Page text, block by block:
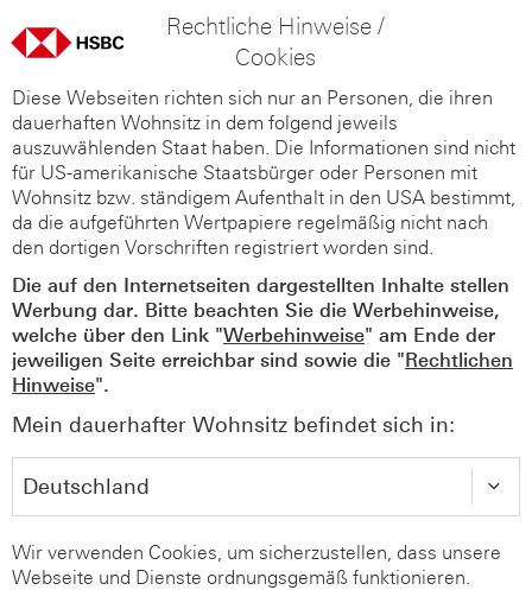
Rechtliche Hinweise /
Cookies
Diese Webseiten richten sich nur an Personen, die ihren
dauerhaften Wohnsitz in dem folgend jeweils
auszuwählenden Staat haben. Die Informationen sind nicht
für US-amerikanische Staatsbürger oder Personen mit
Wohnsitz bzw. ständigem Aufenthalt in den USA bestimmt,
da die aufgeführten Wertpapiere regelmäßig nicht nach
den dortigen Vorschriften registriert worden sind.
Die auf den Internetseiten dargestellten Inhalte stellen
Werbung dar. Bitte beachten Sie die Werbehinweise,
welche über den Link "Werbehinweise" am Ende der
jeweiligen Seite erreichbar sind sowie die "Rechtlichen
Hinweise".
Mein dauerhafter Wohnsitz befindet sich in:
Wir verwenden Cookies, um sicherzustellen, dass unsere
Webseite und Dienste ordnungsgemäß funktionieren.